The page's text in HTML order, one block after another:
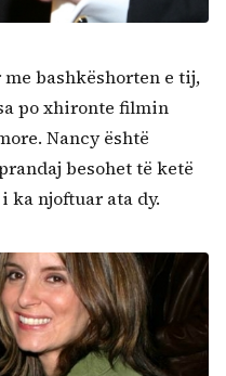
bashkëshorten e tij,
po xhironte filmin
Nancy është
besohet të ketë
ka njoftuar ata dy.